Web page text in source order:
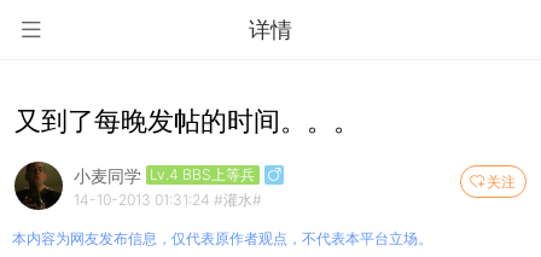
详情
又到了每晚发帖的时间。。。
关注
小麦同学 Lv.4 BBS上等兵
14-10-2013 01:31:24 #灌水#
本内容为网友发布信息，仅代表原作者观点，不代表本平台立场。